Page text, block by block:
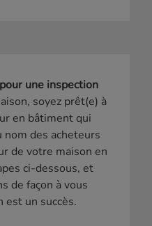
une inspection
soyez prêt(e) à
en bâtiment qui
nom des acheteurs
de votre maison en
ci-dessous, et
de façon à vous
est un succès.